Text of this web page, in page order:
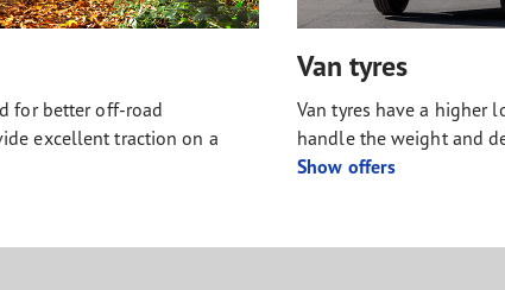
for better off-road
excellent traction on a
Van tyres
Van tyres have a higher
handle the weight and
Show offers